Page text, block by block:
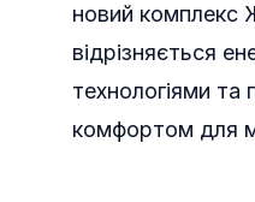
новий комплекс
відрізняється
технологіями та
комфортом для